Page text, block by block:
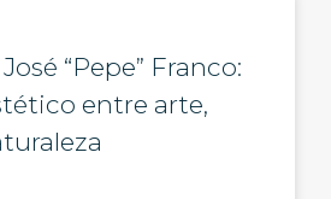
“Pepe” Franco:
entre arte,